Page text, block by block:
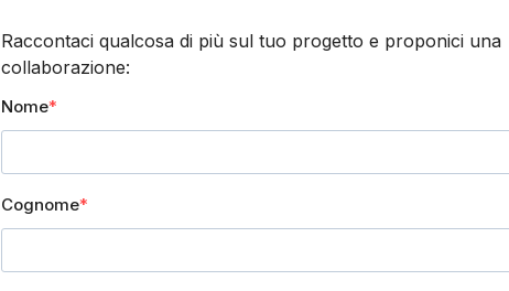
Raccontaci qualcosa di più sul tuo progetto e proponici una
collaborazione:
Nome
Cognome